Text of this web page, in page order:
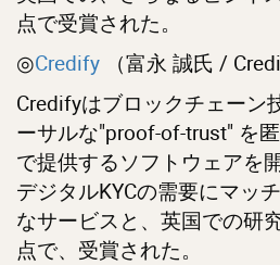
点で受賞された。
◎Credify （富永 誠氏 /
Credifyはブロックチェーン
ーサルな"proof-of-trust" を
で提供するソフトウェアを
デジタルKYCの需要にマッ
なサービスと、英国での研
点で、受賞された。